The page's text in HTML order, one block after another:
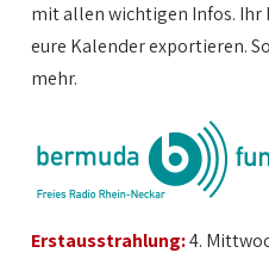
mit allen wichtigen Infos. Ihr
eure Kalender exportieren.
mehr.
Erstausstrahlung:4.
1:00
2:00